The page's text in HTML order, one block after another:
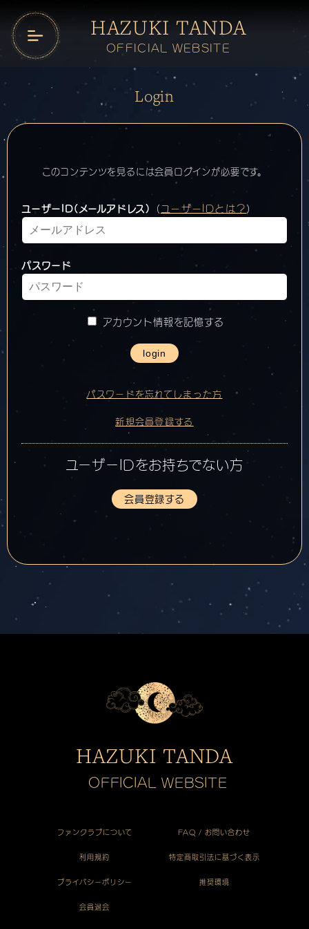
HAZUKI TANDA
OFFICIAL WEBSITE
Login
このコンテンツを見るには会員ログインが必要です。
ユーザーID(メールアドレス) （ ユーザーIDとは？ ）
パスワード
アカウント情報を記憶する
login
パスワードを忘れてしまった方
新規会員登録する
ユーザーIDをお持ちでない方
会員登録する
HAZUKI TANDA
OFFICIAL WEBSITE
ファンクラブについて FAQ / お問い合わせ
利用規約 特定商取引法に基づく表示
プライバシーポリシー 推奨環境
会員退会